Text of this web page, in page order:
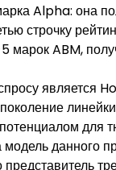
Alpha: она
строчку
марок ABM,
является
для
данного